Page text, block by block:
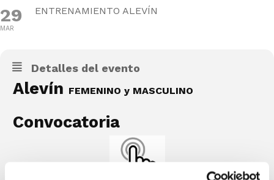
29
MAR
ENTRENAMIENTO ALEVÍN
Detalles del evento
Alevín FEMENINO y MASCULINO
Convocatoria